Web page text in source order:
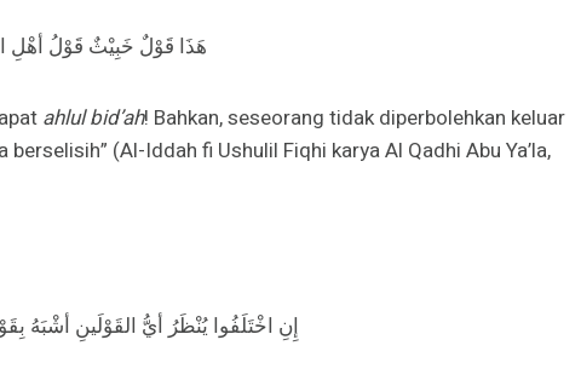
هَذَا قَوْلٌ خَبِيْثٌ قَوْلُ أهْلِ
ahlul bid’ah! Bahkan, seseorang tidak diperbolehkan keluar
(Al-Iddah fi Ushulil Fiqhi karya Al Qadhi Abu Ya’la,
إِنِ اخْتَلَفُوا يُنْظَرُ أيُّ القَوْلَينِ أشْبَهُ